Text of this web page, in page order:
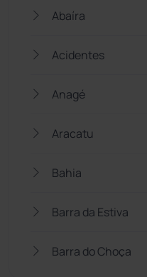
Abaíra
Acidentes
Anagé
Aracatu
Bahia
Barra da Estiva
Barra do Choça